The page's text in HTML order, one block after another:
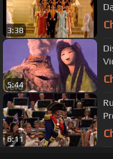
3:38
5:44
6:11